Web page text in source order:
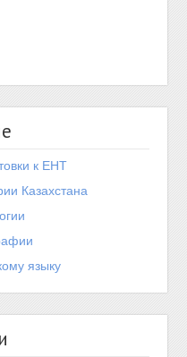
к ЕНТ
Казахстана
языку